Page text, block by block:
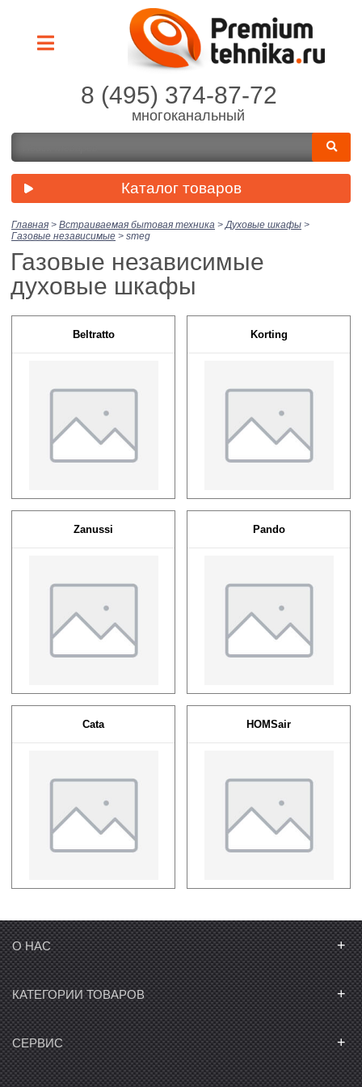
8 (495) 374-87-72
многоканальный
Каталог товаров
Главная > Встраиваемая бытовая техника > Духовые шкафы >
Газовые независимые > smeg
Газовые независимые
духовые шкафы
Beltratto Korting
Zanussi Pando
Cata HOMSair
О НАС +
КАТЕГОРИИ ТОВАРОВ +
СЕРВИС +